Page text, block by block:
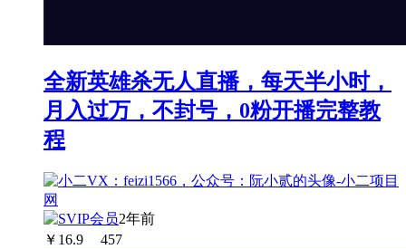
全新英雄杀无人直播，每天半小时，
月入过万，不封号，0粉开播完整教
程
2年前
￥ 16.9 457